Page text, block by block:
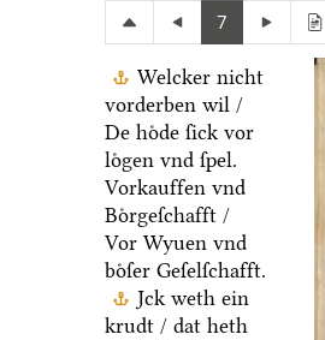
7
Welcker nicht
vorderben wil /
De hoͤde ſick vor
loͤgen vnd ſpel.
Vorkauffen vnd
Boͤrgeſchafft /
Vor Wyuen vnd
boͤſer Geſelſchafft.
Jck weth ein
krudt / dat heth